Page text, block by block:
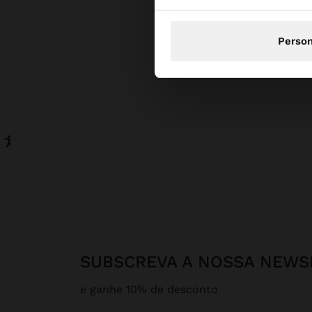
SUBSCREVA A NOSSA
e ganhe 10% de desconto